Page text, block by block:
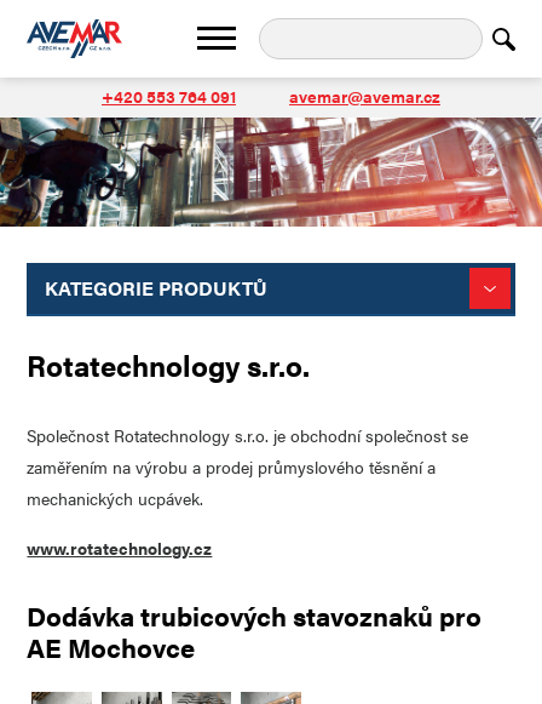
+420 553 764 091 avemar@avemar.cz
KATEGORIE PRODUKTŮ
Rotatechnology s.r.o.
Společnost Rotatechnology s.r.o. jeobchodní společnost se
zaměřením na výrobu a prodej průmyslového těsnění a
mechanických ucpávek.
www.rotatechnology.cz
Dodávka trubicových stavoznaků pro
AE Mochovce